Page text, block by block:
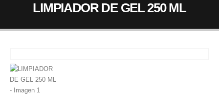
LIMPIADOR DE GEL 250 ML